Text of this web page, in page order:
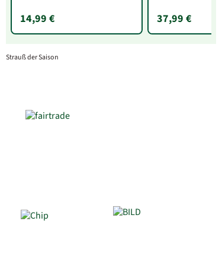
14,99 € 37,99 €
Strauß der Saison